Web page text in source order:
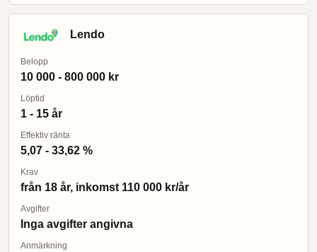
Lendo
Belopp
10 000 - 800 000 kr
Löptid
1 - 15 år
Effektiv ränta
5,07 - 33,62 %
Krav
från 18 år, inkomst 110 000 kr/år
Avgifter
Inga avgifter angivna
Anmärkning